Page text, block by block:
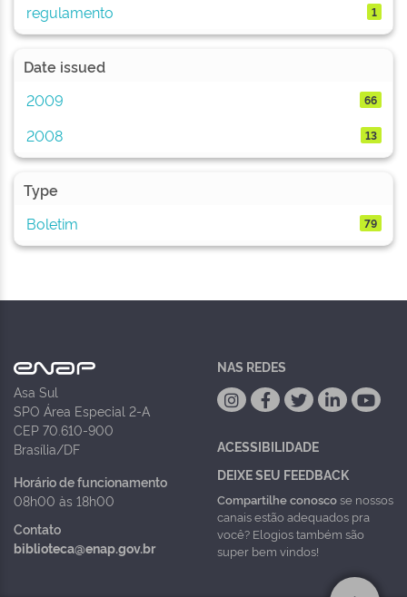
regulamento 1
Date issued
2009
66
2008 13
Type
Boletim
79
Asa Sul
SPO Área Especial 2-A
CEP 70.610-900
Brasília/DF
Horário de funcionamento
08h00 às 18h00
Contato
biblioteca@enap.gov.br
NAS REDES
ACESSIBILIDADE
DEIXE SEU FEEDBACK
Compartilhe conoscose nossos
canais estão adequados pra
você? Elogios também são
super bem vindos!